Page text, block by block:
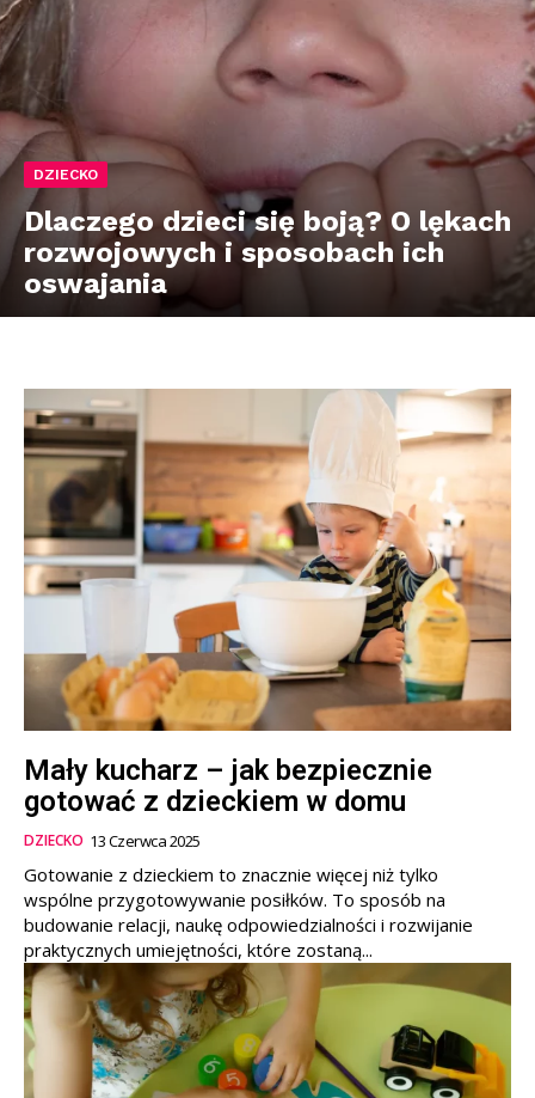
DZIECKO
Dlaczego dzieci się boją? O lękach
rozwojowych i sposobach ich
oswajania
Mały kucharz – jak bezpiecznie
gotować z dzieckiem w domu
DZIECKO 13 Czerwca 2025
Gotowanie z dzieckiem to znacznie więcej niż tylko
wspólne przygotowywanie posiłków. To sposób na
budowanie relacji, naukę odpowiedzialności i rozwijanie
praktycznych umiejętności, które zostaną...